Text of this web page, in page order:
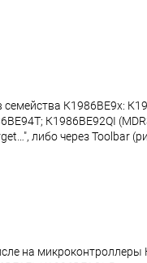
семейства К1986ВЕ9x:
К1986ВЕ92QI
либо через Toolbar
на